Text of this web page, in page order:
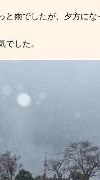
と雨でしたが、夕方に
でした。